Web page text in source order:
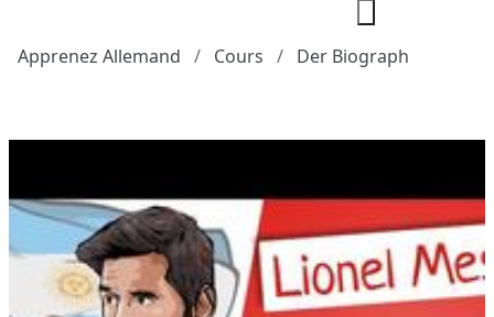
Apprenez Allemand Cours Der Biograph